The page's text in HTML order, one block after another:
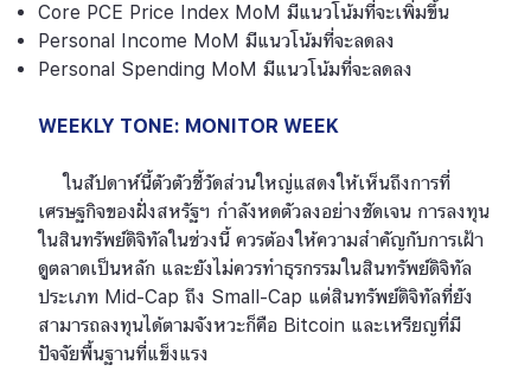
Core PCE Price Index MoM มีแนวโน้มที่จะเพิ่มขึ้น
Personal Income MoM มีแนวโน้มที่จะลดลง
Personal Spending MoM มีแนวโน้มที่จะลดลง
WEEKLY TONE: MONITOR WEEK
ในสัปดาห์นี้ตัวตัวชี้วัดส่วนใหญ่แสดงให้เห็นถึงการที่
เศรษฐกิจของฝั่งสหรัฐฯ กำลังหดตัวลงอย่างชัดเจน การลงทุน
ในสินทรัพย์ดิจิทัลในช่วงนี้ ควรต้องให้ความสำคัญกับการเฝ้า
ดูตลาดเป็นหลัก และยังไม่ควรทำธุรกรรมในสินทรัพย์ดิจิทัล
ประเภท Mid-Cap ถึง Small-Cap แต่สินทรัพย์ดิจิทัลที่ยัง
สามารถลงทุนได้ตามจังหวะก็คือ Bitcoin และเหรียญที่มี
ปัจจัยพื้นฐานที่แข็งแรง